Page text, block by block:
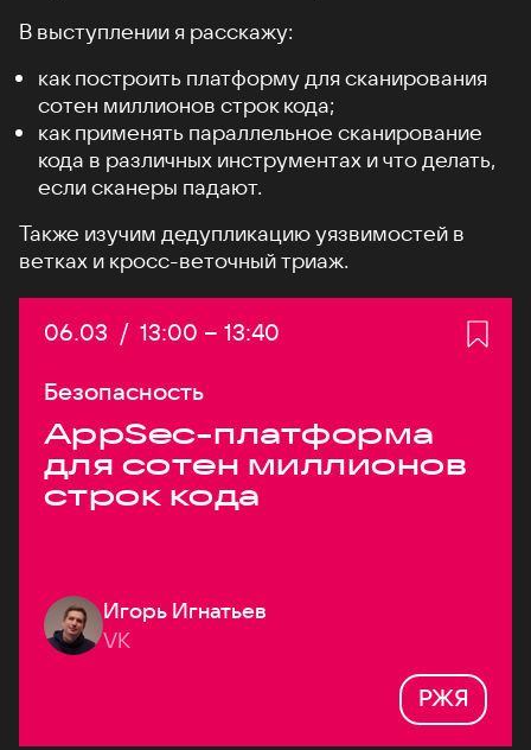
В выступлении я расскажу:
как построить платформу для сканирования
сотен миллионов строк кода;
как применять параллельное сканирование
кода в различных инструментах и что делать,
если сканеры падают.
Также изучим дедупликацию уязвимостей в
ветках и кросс-веточный триаж.
Дата:
06.03 / Начало:
13:00 – Конец:
13:40
Безопасность
AppSec-платформа
для сотен миллионов
строк кода
Игорь Игнатьев
VK
РЖЯ